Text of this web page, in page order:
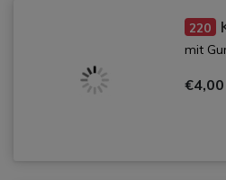
220
mit
€4,00